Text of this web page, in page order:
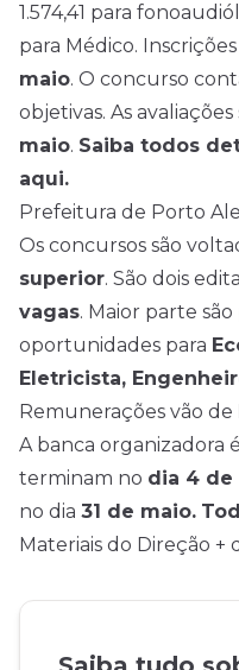
1.574,41 para
para Médico. Inscrições
maio. O concurso
objetivas. As
maio. Saiba todos
aqui.
Prefeitura de Porto
Os concursos são
superior. São dois
vagas. Maior parte são
oportunidades para
Eletricista,
Remunerações vão de
A banca organizadora é
terminam no dia 4 de
no dia 31 de maio.
Materiais do Direção +